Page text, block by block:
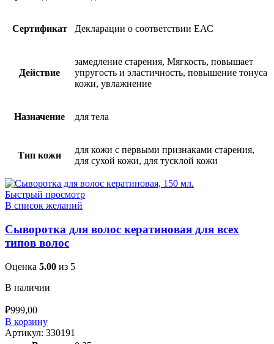
Сертификат Декларации о соответствии ЕАС
Действие
замедление старения, Мягкость, повышает
упругость и эластичность, повышение тонуса
кожи, увлажнение
Назначение для тела
Тип кожи
для кожи с первыми признаками старения,
для сухой кожи, для тусклой кожи
Быстрый просмотр
В список желаний
Сыворотка для волос кератиновая для всех
типов волос
Оценка 5.00 из 5
В наличии
₽999,00
В корзину
Артикул: 330191